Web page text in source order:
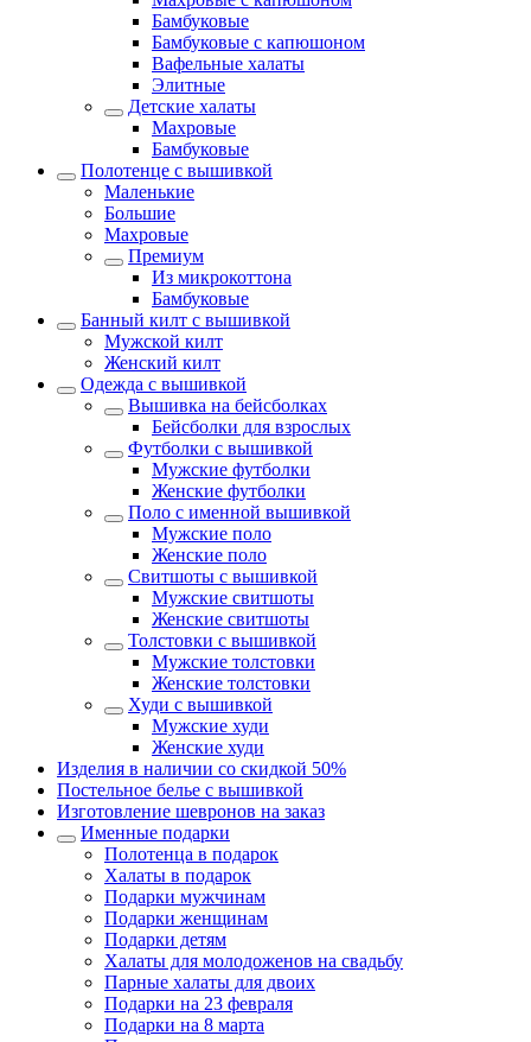
Бамбуковые
Бамбуковые с капюшоном
Вафельные халаты
Элитные
Детские халаты
Махровые
Бамбуковые
Полотенце с вышивкой
Маленькие
Большие
Махровые
Премиум
Из микрокоттона
Бамбуковые
Банный килт с вышивкой
Мужской килт
Женский килт
Одежда с вышивкой
Вышивка на бейсболках
Бейсболки для взрослых
Футболки с вышивкой
Мужские футболки
Женские футболки
Поло с именной вышивкой
Мужские поло
Женские поло
Свитшоты с вышивкой
Мужские свитшоты
Женские свитшоты
Толстовки с вышивкой
Мужские толстовки
Женские толстовки
Худи с вышивкой
Мужские худи
Женские худи
Изделия в наличии со скидкой 50%
Постельное белье с вышивкой
Изготовление шевронов на заказ
Именные подарки
Полотенца в подарок
Халаты в подарок
Подарки мужчинам
Подарки женщинам
Подарки детям
Халаты для молодоженов на свадьбу
Парные халаты для двоих
Подарки на 23 февраля
Подарки на 8 марта